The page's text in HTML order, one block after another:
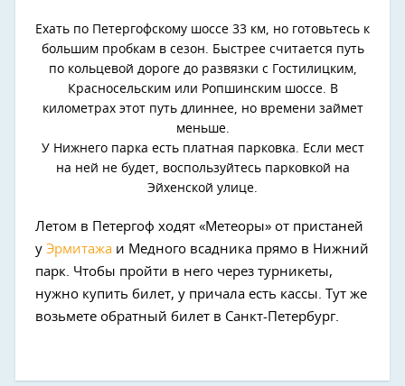
Ехать по Петергофскому шоссе 33 км, но готовьтесь к
большим пробкам в сезон. Быстрее считается путь
по кольцевой дороге до развязки с Гостилицким,
Красносельским или Ропшинским шоссе. В
километрах этот путь длиннее, но времени займет
меньше.
У Нижнего парка есть платная парковка. Если мест
на ней не будет, воспользуйтесь парковкой на
Эйхенской улице.
Летом в Петергоф ходят «Метеоры» от пристаней
у Эрмитажа и Медного всадника прямо в Нижний
парк. Чтобы пройти в него через турникеты,
нужно купить билет, у причала есть кассы. Тут же
возьмете обратный билет в Санкт-Петербург.